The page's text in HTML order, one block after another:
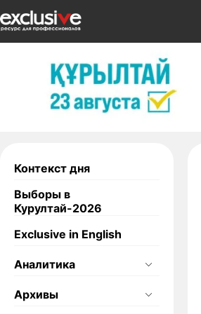
Контекст дня
Выборы в
Курултай-2026
Exclusive in English
Аналитика
Архивы